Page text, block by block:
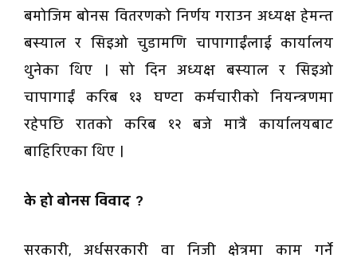
बमोजिम बोनस वितरणको निर्णय गराउन अध्यक्ष हेमन्त
बस्याल र सिइओ चुडामणि चापागाईंलाई कार्यालय
थुनेका थिए । सो दिन अध्यक्ष बस्याल र सिइओ
चापागाईं करिब १३ घण्टा कर्मचारीको नियन्त्रणमा
रहेपछि रातको करिब १२ बजे मात्रै कार्यालयबाट
बाहिरिएका थिए ।
के हो बोनस विवाद ?
सरकारी, अर्धसरकारी वा निजी क्षेत्रमा काम गर्ने